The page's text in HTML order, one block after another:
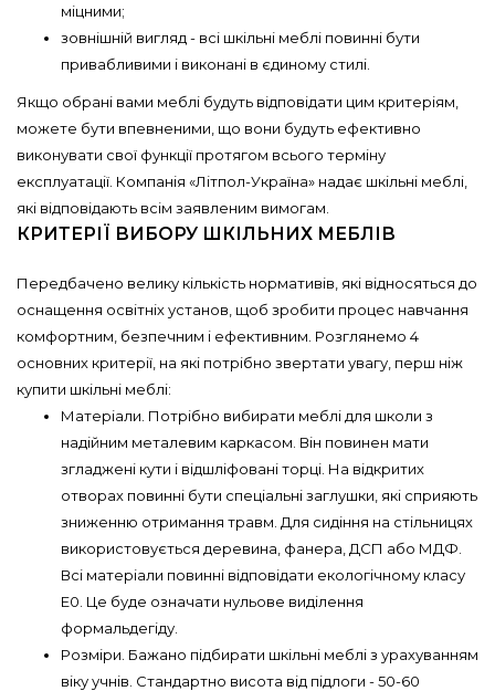
міцними;
зовнішній вигляд - всі шкільні меблі повинні бути
привабливими і виконані в єдиному стилі.
Якщо обрані вами меблі будуть відповідати цим критеріям,
можете бути впевненими, що вони будуть ефективно
виконувати свої функції протягом всього терміну
експлуатації. Компанія «Літпол-Україна» надає шкільні меблі,
які відповідають всім заявленим вимогам.
КРИТЕРІЇ ВИБОРУ ШКІЛЬНИХ МЕБЛІВ
Передбачено велику кількість нормативів, які відносяться до
оснащення освітніх установ, щоб зробити процес навчання
комфортним, безпечним і ефективним. Розглянемо 4
основних критерії, на які потрібно звертати увагу, перш ніж
купити шкільні меблі:
Матеріали. Потрібно вибирати меблі для школи з
надійним металевим каркасом. Він повинен мати
згладжені кути і відшліфовані торці. На відкритих
отворах повинні бути спеціальні заглушки, які сприяють
зниженню отримання травм. Для сидіння на стільницях
використовується деревина, фанера, ДСП або МДФ.
Всі матеріали повинні відповідати екологічному класу
Е0. Це буде означати нульове виділення
формальдегіду.
Розміри. Бажано підбирати шкільні меблі з урахуванням
віку учнів. Стандартно висота від підлоги - 50-60